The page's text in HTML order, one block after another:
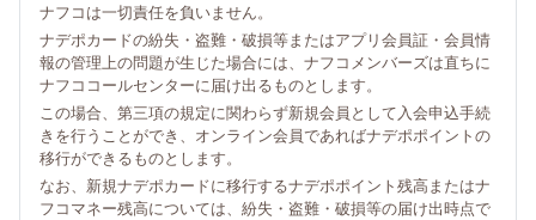
ナフコは一切責任を負いません。
ナデポカードの紛失・盗難・破損等またはアプリ会員証・会員情
報の管理上の問題が生じた場合には、ナフコメンバーズは直ちに
ナフココールセンターに届け出るものとします。
この場合、第三項の規定に関わらず新規会員として入会申込手続
きを行うことができ、オンライン会員であればナデポポイントの
移行ができるものとします。
なお、新規ナデポカードに移行するナデポポイント残高またはナ
フコマネー残高については、紛失・盗難・破損等の届け出時点で